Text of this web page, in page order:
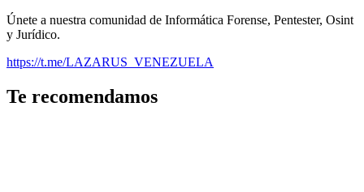
Únete a nuestra comunidad de Informática Forense, Pentester, Osint
y Jurídico.
https://t.me/LAZARUS_VENEZUELA
Te recomendamos